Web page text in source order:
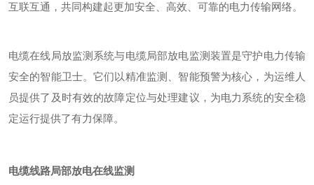
互联互通，共同构建起更加安全、高效、可靠的电力传输网络。
电缆在线局放监测系统与电缆局部放电监测装置是守护电力传输
安全的智能卫士。它们以精准监测、智能预警为核心，为运维人
员提供了及时有效的故障定位与处理建议，为电力系统的安全稳
定运行提供了有力保障。
电缆线路局部放电在线监测